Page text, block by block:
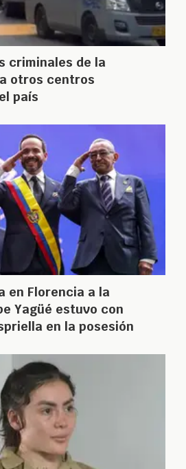
criminales de la
otros centros
país
en Florencia a la
Yagüé estuvo con
en la posesión